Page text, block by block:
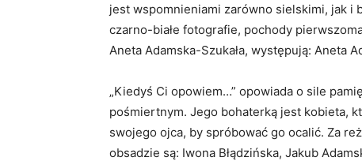
jest wspomnieniami zarówno sielskimi, jak i
czarno-białe fotografie, pochody
Aneta Adamska-Szukała, występują: Aneta
„Kiedyś Ci opowiem…” opowiada o sile
pośmiertnym. Jego bohaterką jest kobieta,
swojego ojca, by spróbować go ocalić. Za
obsadzie są: Iwona Błądzińska, Jakub